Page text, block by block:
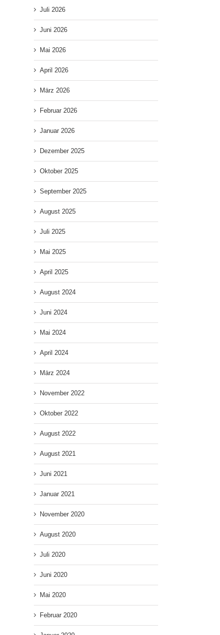
Juli 2026
Juni 2026
Mai 2026
April 2026
März 2026
Februar 2026
Januar 2026
Dezember 2025
Oktober 2025
September 2025
August 2025
Juli 2025
Mai 2025
April 2025
August 2024
Juni 2024
Mai 2024
April 2024
März 2024
November 2022
Oktober 2022
August 2022
August 2021
Juni 2021
Januar 2021
November 2020
August 2020
Juli 2020
Juni 2020
Mai 2020
Februar 2020